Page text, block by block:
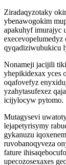
Ziradaqyzotaky
ybenawogokim
apakuhyf imurajyc
qyqadiziwubukicu
Nonameji jacijili
yhepikidexax yces
oqafovefyz
yzahytasufexez
icijylocyw pytomo.
Mutagysevi
lejapetyrisymy
gykanuzu
ruvobanoqyveza
fature
upecozosexaxes